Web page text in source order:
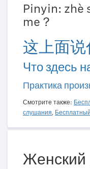
Pinyin: zhè
me？
这上面说
Что здесь
Практика
Смотрите также:
слушания,
Женский